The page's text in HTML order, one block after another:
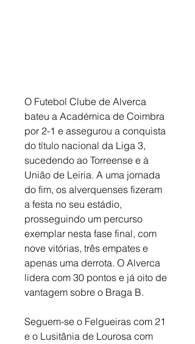
O Futebol Clube de Alverca
bateu a Académica de Coimbra
por 2-1 e assegurou a conquista
do título nacional da Liga 3,
sucedendo ao Torreense e à
União de Leiria. A uma jornada
do fim, os alverquenses fizeram
a festa no seu estádio,
prosseguindo um percurso
exemplar nesta fase final, com
nove vitórias, três empates e
apenas uma derrota. O Alverca
lidera com 30 pontos e já oito de
vantagem sobre o Braga B.
Seguem-se o Felgueiras com 21
e o Lusitânia de Lourosa com